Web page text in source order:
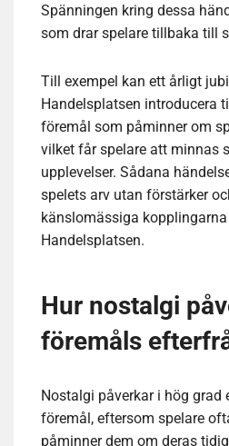
Spänningen kring dessa
som drar spelare tillbaka till
Till exempel kan ett årligt
Handelsplatsen introducera
föremål som påminner om
vilket får spelare att minnas
upplevelser. Sådana
spelets arv utan förstärker
känslomässiga
Handelsplatsen.
Hur nostalgi
föremåls
Nostalgi påverkar i hög grad
föremål, eftersom spelare
påminner dem om deras